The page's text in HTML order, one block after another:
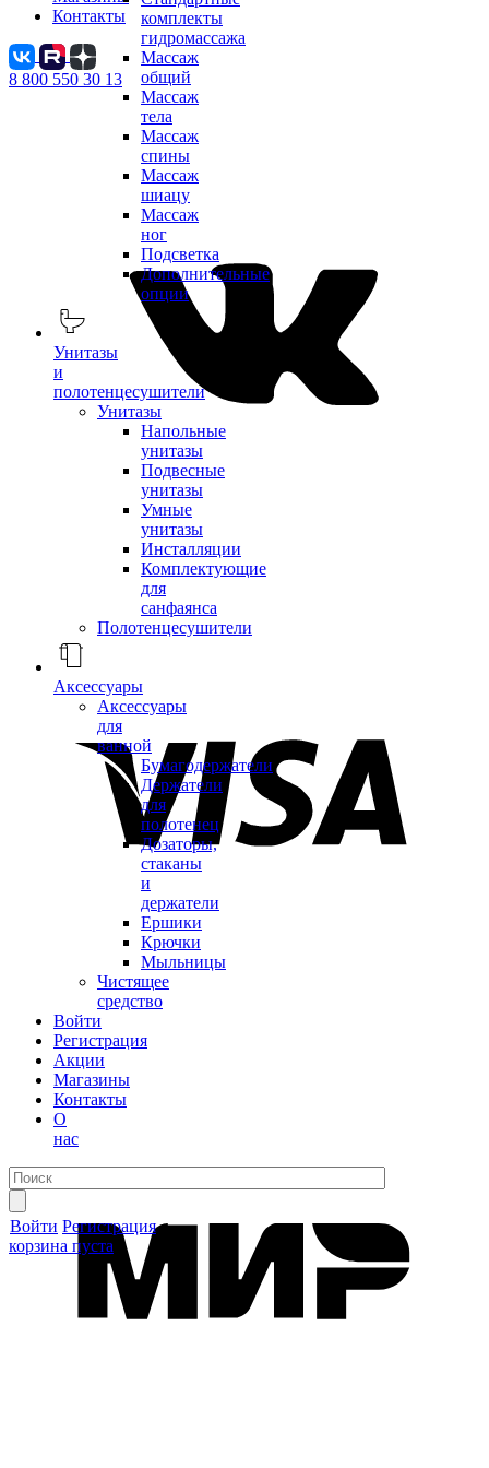
комплекты
гидромассажа
Массаж
общий
Массаж
тела
Массаж
спины
Массаж
шиацу
Массаж
ног
Подсветка
Дополнительные
опции
Унитазы
и
полотенцесушители
Унитазы
Напольные
унитазы
Подвесные
унитазы
Умные
унитазы
Инсталляции
Комплектующие
для
санфаянса
Полотенцесушители
Аксессуары
Аксессуары
для
ванной
Бумагодержатели
Держатели
для
полотенец
Дозаторы,
стаканы
и
держатели
Ершики
Крючки
Мыльницы
Чистящее
средство
Войти
Регистрация
Акции
Магазины
Контакты
О
нас
Войти Регистрация
корзина пуста
Контакты
8 800 550 30 13